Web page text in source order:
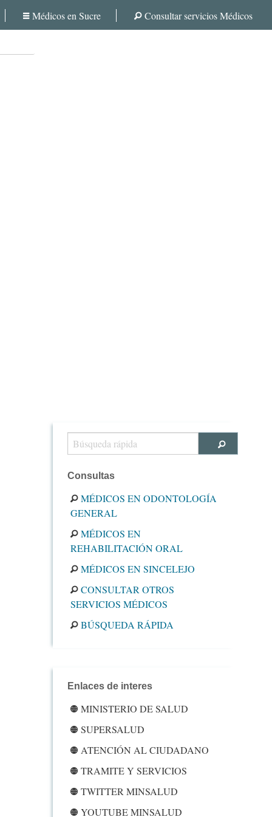
Médicos en Sucre Consultar servicios Médicos
Consultas
MÉDICOS EN ODONTOLOGÍA
GENERAL
MÉDICOS EN
REHABILITACIÓN ORAL
MÉDICOS EN SINCELEJO
CONSULTAR OTROS
SERVICIOS MÉDICOS
BÚSQUEDA RÁPIDA
Enlaces de interes
MINISTERIO DE SALUD
SUPERSALUD
ATENCIÓN AL CIUDADANO
TRAMITE Y SERVICIOS
TWITTER MINSALUD
YOUTUBE MINSALUD